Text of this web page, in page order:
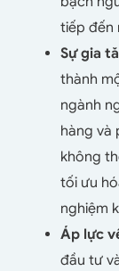
tiếp đến
Sự gia
thành
ngành
hàng và
không
tối ưu
nghiệm
Áp lực
đầu tư